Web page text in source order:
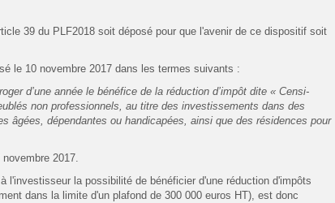
39 du PLF2018 soit déposé pour que l'avenir de ce dispositif soit
le 10 novembre 2017 dans les termes suivants :
d’une année le bénéfice de la réduction d’impôt dite « Censi-
non professionnels, au titre des investissements dans des
âgées, dépendantes ou handicapées, ainsi que des résidences pour
2017.
l'investisseur la possibilité de bénéficier d'une réduction d'impôts
dans la limite d'un plafond de 300 000 euros HT), est donc